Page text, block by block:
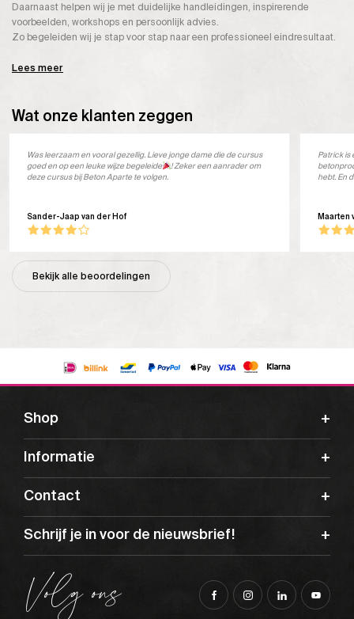
Daarnaast helpen wij je met duidelijke handleidingen, inspirerende
voorbeelden, workshops en persoonlijk advies.
Zo begeleiden wij je stap voor stap naar een professioneel eindresultaat.
Lees meer
Wat onze klanten zeggen
Sander-Jaap van der Hof
Was leerzaam en vooral gezellig. Lieve jonge dame die de cursus
goed en op een leuke wijze begeleide
! Zeker een aanrader om
deze cursus bij Beton Aparte te volgen.
Maarten
Patrick is
hebt. En
Bekijk alle beoordelingen
Shop
Informatie
Contact
Schrijf je in voor de nieuwsbrief!
Volg ons